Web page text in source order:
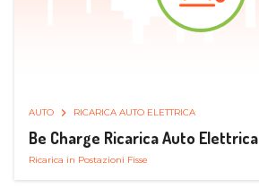
AUTO RICARICA AUTO ELETTRICA
Be Charge Ricarica Auto Elettrica
Ricarica in Postazioni Fisse